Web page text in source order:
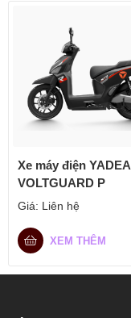
Xe máy điện YADEA
VOLTGUARD P
Giá: Liên hệ
XEM THÊM